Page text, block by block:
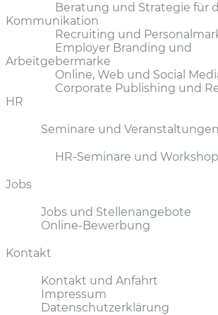
Beratung und Strategie für
Kommunikation
Recruiting und
Employer Branding und
Arbeitgebermarke
Online, Web und Social
Corporate Publishing und
HR
Seminare und Veranstaltungen
HR-Seminare und
Jobs
Jobs und Stellenangebote
Online-Bewerbung
Kontakt
Kontakt und Anfahrt
Impressum
Datenschutzerklärung